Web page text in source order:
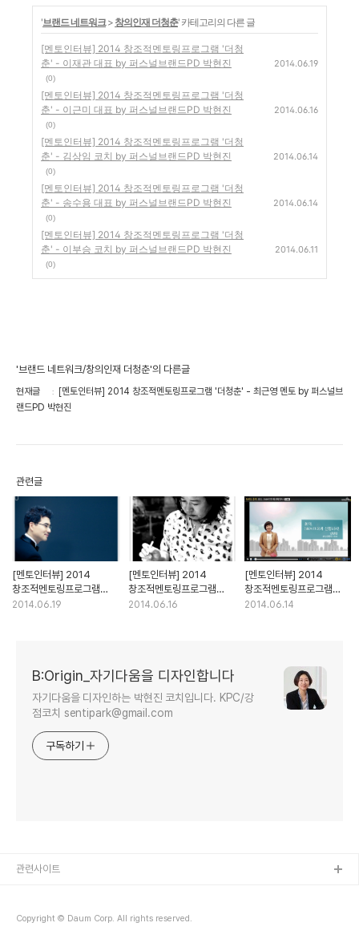
'브랜드 네트워크 > 창의인재 더청춘' 카테고리의 다른 글
[멘토인터뷰] 2014 창조적멘토링프로그램 '더청
춘' - 이재관 대표 by 퍼스널브랜드PD 박현진
(0)
2014.06.19
[멘토인터뷰] 2014 창조적멘토링프로그램 '더청
춘' - 이근미 대표 by 퍼스널브랜드PD 박현진
(0)
2014.06.16
[멘토인터뷰] 2014 창조적멘토링프로그램 '더청
춘' - 김상임 코치 by 퍼스널브랜드PD 박현진
(0)
2014.06.14
[멘토인터뷰] 2014 창조적멘토링프로그램 '더청
춘' - 송수용 대표 by 퍼스널브랜드PD 박현진
(0)
2014.06.14
[멘토인터뷰] 2014 창조적멘토링프로그램 '더청
춘' - 이부승 코치 by 퍼스널브랜드PD 박현진
(0)
2014.06.11
'브랜드 네트워크/창의인재 더청춘'의 다른글
현재글
[멘토인터뷰] 2014 창조적멘토링프로그램 '더청춘' - 최근영 멘토 by 퍼스널브
랜드PD 박현진
관련글
[멘토인터뷰] 2014
창조적멘토링프로그램
'더청춘' - 이재관 대표 by
2014.06.19
[멘토인터뷰] 2014
창조적멘토링프로그램
'더청춘' - 이근미 대표 by
2014.06.16
[멘토인터뷰] 2014
창조적멘토링프로그램
'더청춘' - 김상임 코치 by
2014.06.14
B:Origin_자기다움을 디자인합니다
자기다움을 디자인하는 박현진 코치입니다. KPC/강
점코치 sentipark@gmail.com
구독하기
Copyright © Daum Corp. All rights reserved.
관련사이트